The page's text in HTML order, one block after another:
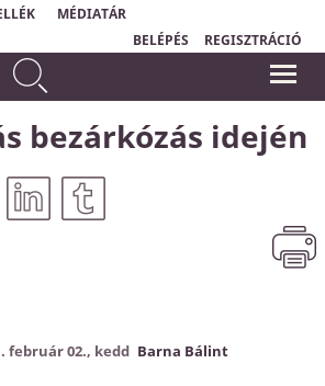
MÉDIATÁR
BELÉPÉS
REGISZTRÁCIÓ
és
bezárkózás idején
február 02., kedd Barna Bálint